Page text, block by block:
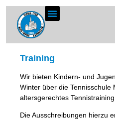
Training
Wir bieten Kindern- und
Winter über die Tennisschule
altersgerechtes Tennistraining
Die Ausschreibungen hierzu